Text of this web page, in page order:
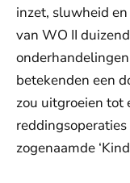
inzet, sluwheid
van WO II
betekenden een
zou uitgroeien tot
zogenaamde